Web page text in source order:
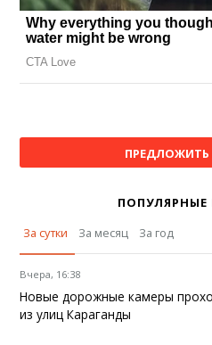
ПРЕДЛОЖИТЬ
За сутки
За месяц За год
Вчера, 16:38
Новые дорожные камеры
из улиц Караганды